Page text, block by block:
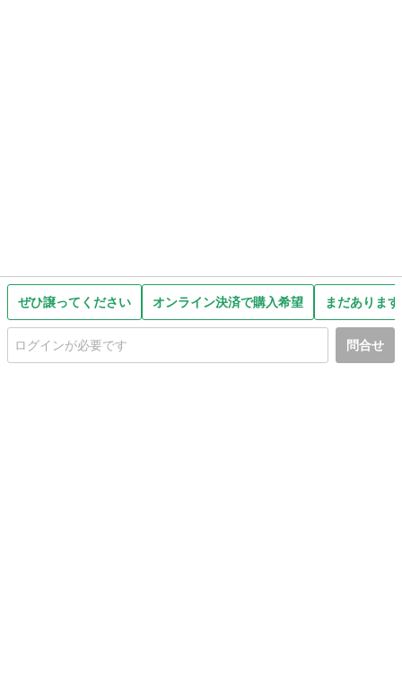
ぜひ譲ってください オンライン決済で購入希望 まだありま
問合せ